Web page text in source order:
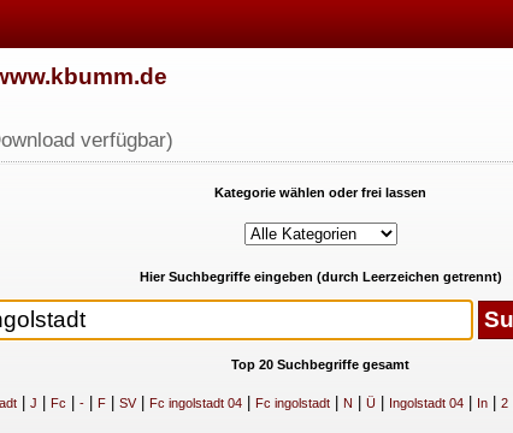
verfügbar)
Kategorie wählen oder frei lassen
Hier Suchbegriffe eingeben (durch Leerzeichen getrennt)
Top 20 Suchbegriffe gesamt
| J Fc -| F| SV| Fc ingolstadt 04| Fc ingolstadt| N Ü Ingolstadt 04| In| 2|